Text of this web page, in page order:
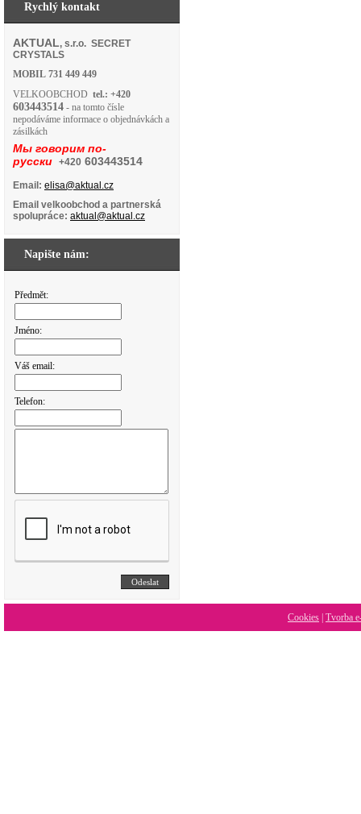
Rychlý kontakt
AKTUAL, s.r.o. SECRET
CRYSTALS
MOBIL 731 449 449
VELKOOBCHOD tel.: +420
603443514 - na tomto čísle
nepodáváme informace o objednávkách a
zásilkách
Мы говорим по-
русски +420 603443514
Email: elisa@aktual.cz
Email velkoobchod a partnerská
spolupráce: aktual@aktual.cz
Napište nám:
Předmět:
Jméno:
Váš email:
Telefon:
Cookies Tvorba